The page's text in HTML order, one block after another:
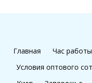
Главная Час
Условия оптового